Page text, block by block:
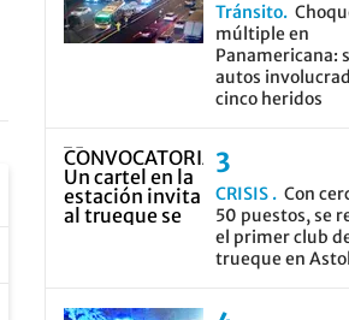
Tránsito
múltiple en
Panamericana:
autos
cinco heridos
CRISIS
Con
50 puestos, se
el primer club
trueque en